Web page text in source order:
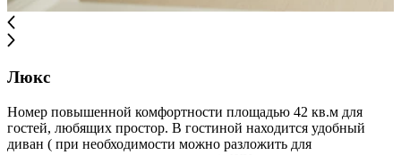
Люкс
Номер повышенной комфортности площадью 42 кв.м для
гостей, любящих простор. В гостиной находится удобный
диван ( при необходимости можно разложить для